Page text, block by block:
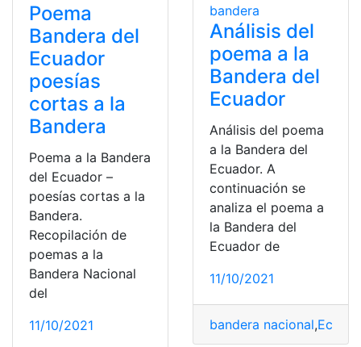
Poema
Bandera del
Ecuador
poesías
cortas a la
Bandera
Poema a la Bandera
del Ecuador –
poesías cortas a la
Bandera.
Recopilación de
poemas a la
Bandera Nacional
del
11/10/2021
Análisis del
poema a la
Bandera del
Ecuador
Análisis del poema
a la Bandera del
Ecuador. A
continuación se
analiza el poema a
la Bandera del
Ecuador de
11/10/2021
bandera nacional,